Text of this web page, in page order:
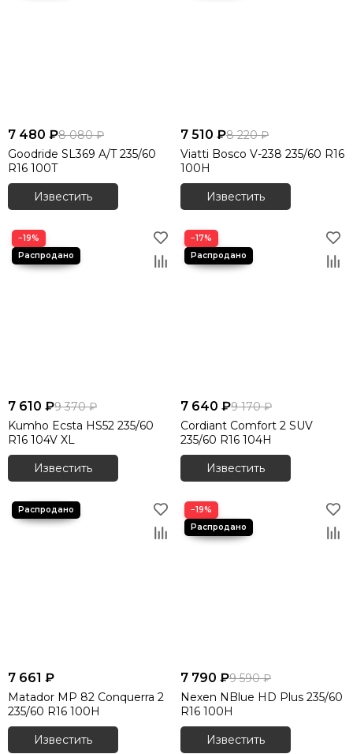
7 480 ₽8 080 ₽
Goodride SL369 A/T 235/60
R16 100T
Известить
7 510 ₽8 220 ₽
Viatti Bosco V-238 235/60 R16
100H
Известить
−19%
7 610 ₽9 370 ₽
Kumho Ecsta HS52 235/60
R16 104V XL
Известить
−17%
7 640 ₽9 170 ₽
Cordiant Comfort 2 SUV
235/60 R16 104H
Известить
7 661 ₽
Matador MP 82 Conquerra 2
235/60 R16 100H
Известить
−19%
7 790 ₽9 590 ₽
Nexen NBlue HD Plus 235/60
R16 100H
Известить